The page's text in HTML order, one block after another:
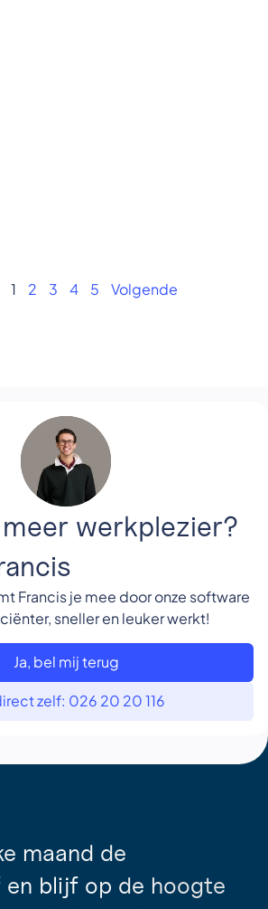
1 2 3 4 5 Volgende
werkplezier?
Francis je mee door onze software
sneller en leuker werkt!
Ja, bel mij terug
zelf: 026 20 20 116
maand de
en blijf op de hoogte